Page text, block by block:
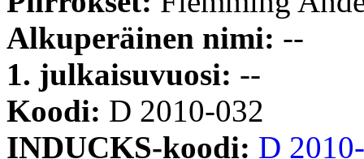
Alkuperäinen nimi: --
1. julkaisuvuosi: --
Koodi: D 2010-032
INDUCKS-koodi: D